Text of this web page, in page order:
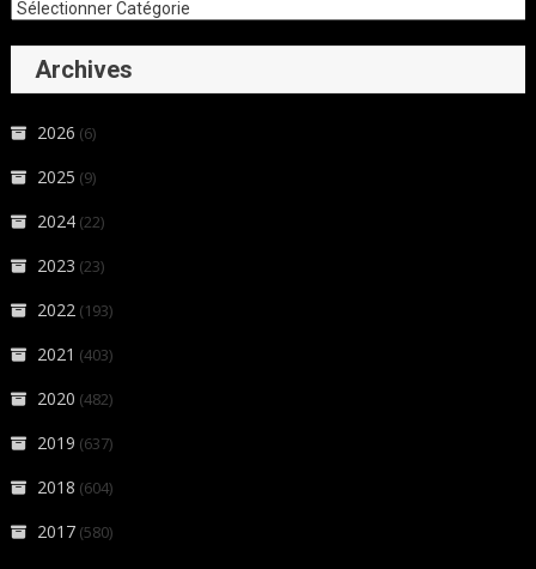
Archives
2026 (6)
2025 (9)
2024 (22)
2023 (23)
2022 (193)
2021 (403)
2020 (482)
2019 (637)
2018 (604)
2017 (580)